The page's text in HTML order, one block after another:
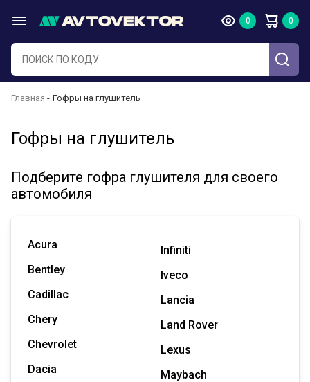
Главная Гофры на глушитель
Гофры на глушитель
Подберите гофра глушителя для своего
автомобиля
Acura
Bentley
Cadillac
Chery
Chevrolet
Dacia
Infiniti
Iveco
Lancia
Land Rover
Lexus
Maybach